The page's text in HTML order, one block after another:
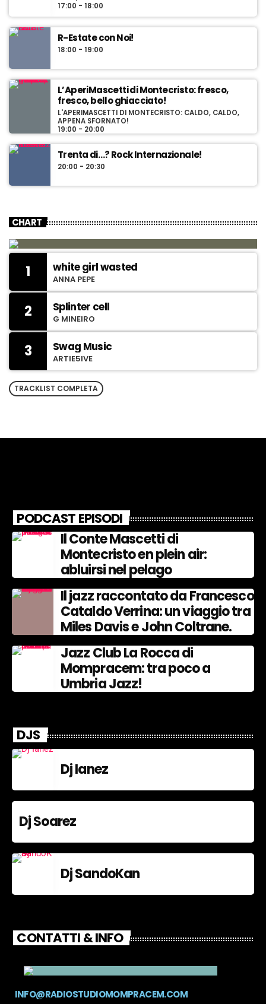
17:00 - 18:00
R-Estate con Noi!
18:00 - 19:00
L’AperiMascetti di Montecristo: fresco,
fresco, bello ghiacciato!
L'APERIMASCETTI DI MONTECRISTO: CALDO, CALDO,
APPENA SFORNATO!
19:00 - 20:00
Trenta di…? Rock Internazionale!
20:00 - 20:30
CHART
1 white girl wasted
ANNA PEPE
2 Splinter cell
G MINEIRO
3 Swag Music
ARTIE5IVE
TRACKLIST COMPLETA
PODCAST EPISODI
Il Conte Mascetti di
Montecristo en plein air:
abluirsi nel pelago
Il jazz raccontato da Francesco
Cataldo Verrina: un viaggio tra
Miles Davis e John Coltrane.
Jazz Club La Rocca di
Mompracem: tra poco a
Umbria Jazz!
DJS
Dj Ianez
Dj Soarez
Dj SandoKan
CONTATTI & INFO
INFO@RADIOSTUDIOMOMPRACEM.COM